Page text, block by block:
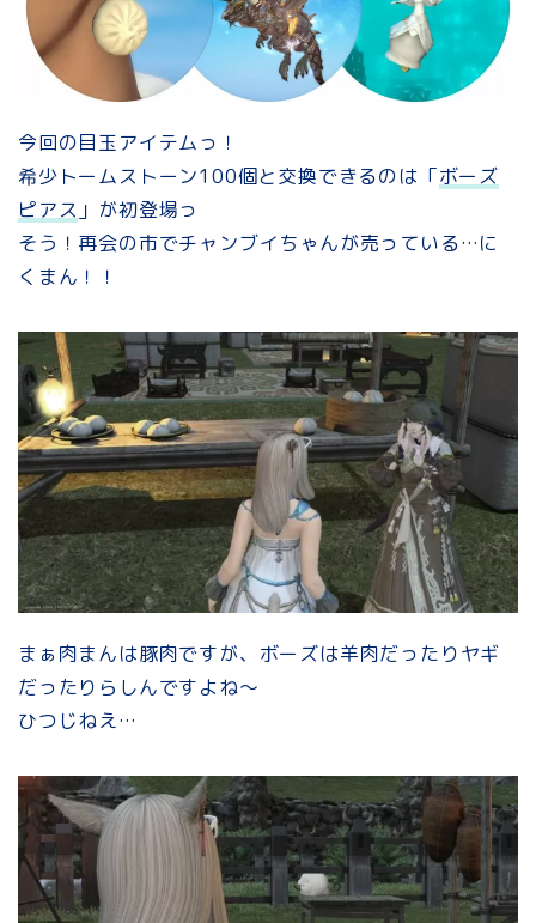
今回の目玉アイテムっ！
希少トームストーン100個と交換できるのは「ボーズ
ピアス 」が初登場っ
そう！再会の市でチャンブイちゃんが売っている…に
くまん！！
まぁ肉まんは豚肉ですが、ボーズは羊肉だったりヤギ
だったりらしんですよね～
ひつじねえ…